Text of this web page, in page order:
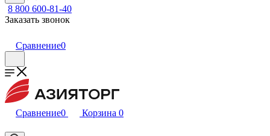
8 800 600-81-40
Заказать звонок
Сравнение0
Сравнение0 Корзина 0